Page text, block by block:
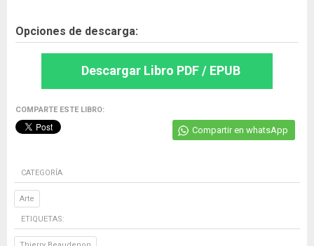
Opciones de descarga:
Descargar Libro PDF / EPUB
COMPARTE ESTE LIBRO:
Compartir en whatsApp
CATEGORÍA
Arte
ETIQUETAS: